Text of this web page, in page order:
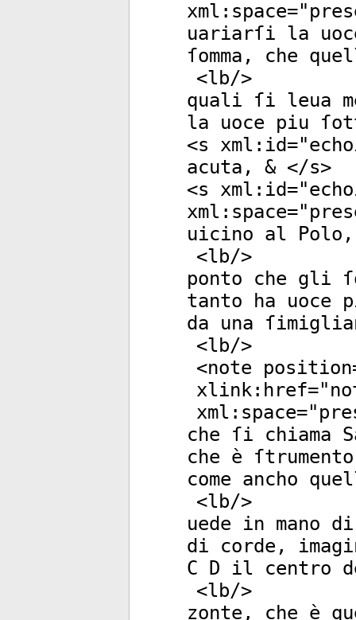
xml:space="
uariarſi la
ſomma, che
<lb/>
quali ſi leua
la uoce piu
<s xml:id="
acuta, & </s>
<s xml:id="
xml:space="
uicino al
<lb/>
ponto che gli
tanto ha uoce
da una
<lb/>
<note position
xlink:href="
xml:space="
che ſi chiama
che è
come ancho
<lb/>
uede in mano
di corde,
C D il centro
<lb/>
zonte, che è